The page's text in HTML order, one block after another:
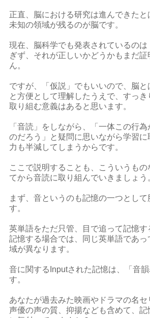
正直、脳における研究は進んできた
未知の領域が残るのが脳です。
現在、脳科学でも発表されているのは
ぎず、それが正しいかどうかもまだ
ん。
ですが、「仮説」でもいいので、脳
と方便として理解したうえで、すっ
取り組む意義はあると思います。
「音読」をしながら、「一体この行
のだろう」と疑問に思いながら学習に
力も半減してしまうからです。
ここで説明することも、こういうもの
てから音読に取り組んでいきましょう
まず、音というのも記憶の一つとして
す。
英単語をただ只管、目で追って記憶す
記憶する場合では、同じ英単語であ
域が異なります。
音に関するInputされた記憶は、「音
す。
あなたが過去みた映画やドラマの名
声優の声の質、抑揚なども含めて、記